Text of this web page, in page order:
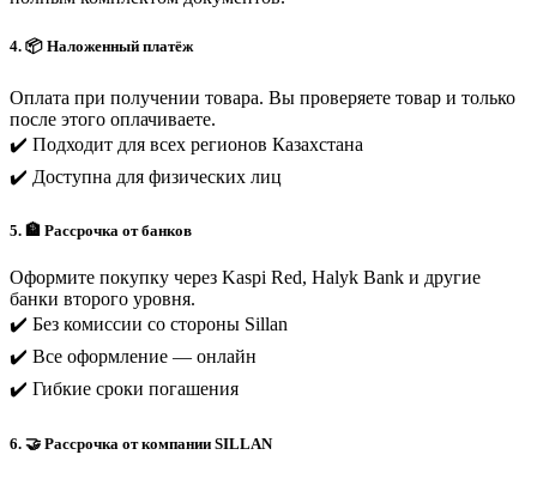
4. 📦 Наложенный платёж
Оплата при получении товара. Вы проверяете товар и только
после этого оплачиваете.
✔️ Подходит для всех регионов Казахстана
✔️ Доступна для физических лиц
5. 🏦 Рассрочка от банков
Оформите покупку через Kaspi Red, Halyk Bank и другие
банки второго уровня.
✔️ Без комиссии со стороны Sillan
✔️ Все оформление — онлайн
✔️ Гибкие сроки погашения
6. 🤝 Рассрочка от компании SILLAN